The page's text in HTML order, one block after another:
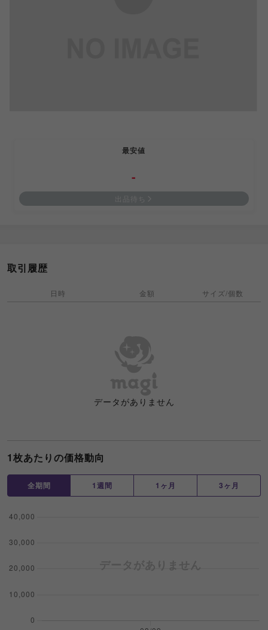
最安値
-
出品待ち
1枚あたりの価格動向
全期間 1週間 1ヶ月 3ヶ月
取引履歴
日時 金額 サイズ/個数
データがありません